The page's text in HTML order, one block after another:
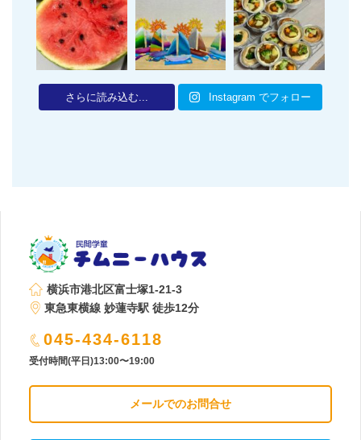
さらに読み込む... Instagram でフォロー
横浜市港北区富士塚1-21-3
東急東横線 妙蓮寺駅 徒歩12分
045-434-6118
受付時間(平日)13:00〜19:00
メールでのお問合せ